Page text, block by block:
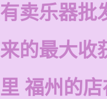
卖乐器批
的最大收
福州的